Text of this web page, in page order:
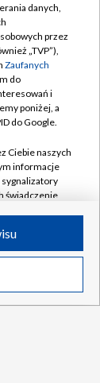
danych,
przez
„TVP”),
Zaufanych
do
i
poniżej, a
do Google.
Ciebie naszych
informacje
sygnalizatory
świadczenie
Ciebie